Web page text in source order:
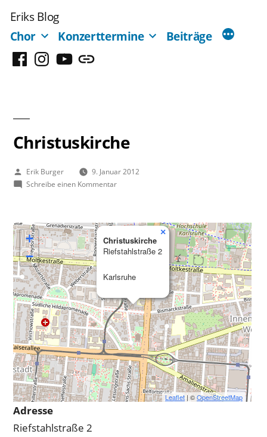
Inhalt
springen
Eriks Blog
Chor
Konzerttermine Beiträge
FacebookInstagram
YouTubeMastodon
Christuskirche
Veröffentlicht
von
Erik Burger
9. Januar 2012
Schreibe einen Kommentarzu
Christuskirche
Riefstahlstraße 2
Karlsruhe
×
+
−
Leaflet | ©OpenStreetMap
Adresse
Riefstahlstraße 2